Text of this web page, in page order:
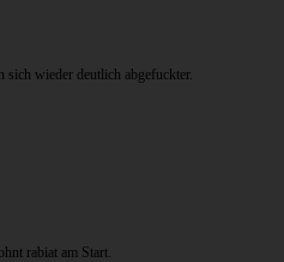
wieder deutlich abgefuckter.
rabiat am Start.